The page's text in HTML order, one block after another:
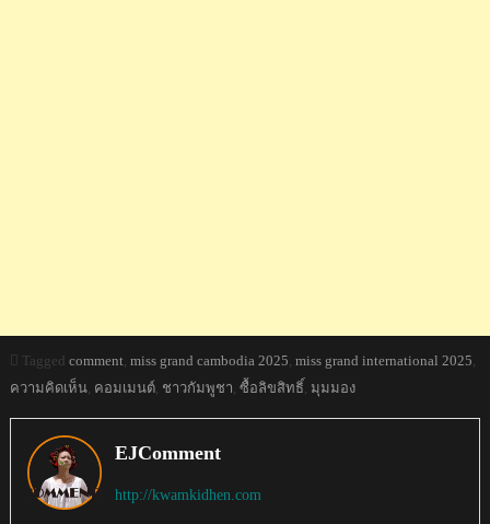
Tagged comment, miss grand cambodia 2025, miss grand international 2025,
ความคิดเห็น, คอมเมนต์, ชาวกัมพูชา, ซื้อลิขสิทธิ์, มุมมอง
EJComment
http://kwamkidhen.com